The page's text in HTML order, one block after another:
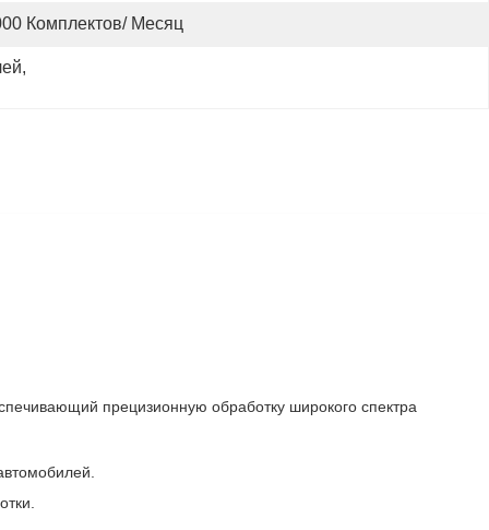
Комплектов/ Месяц
,
прецизионную обработку широкого спектра